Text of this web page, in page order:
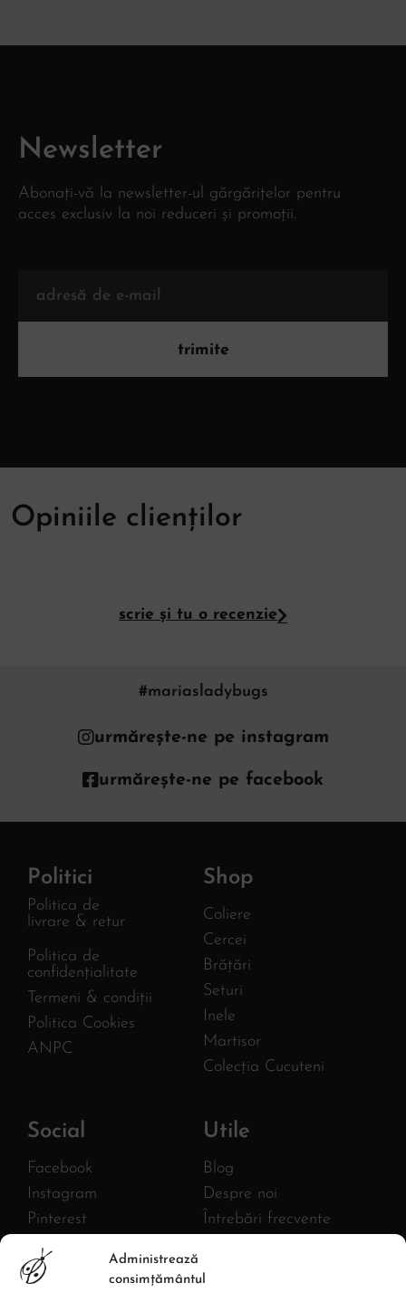
Administrează
consimțământul
Newsletter
Abonați-vă la newsletter-ul gărgărițelor pentru
acces exclusiv la noi reduceri și promoții.
trimite
Opiniile clienților
scrie și tu o recenzie
#mariasladybugs
urmărește-ne pe instagram
urmărește-ne pe facebook
Politici
Politica de
livrare & retur
Politica de
confidențialitate
Termeni & condiții
Politica Cookies
ANPC
Shop
Coliere
Cercei
Brățări
Seturi
Inele
Martisor
Colecția Cucuteni
Social
Facebook
Instagram
Pinterest
Twitter
YouTube
Utile
Blog
Despre noi
Întrebări frecvente
CIF: 43380582